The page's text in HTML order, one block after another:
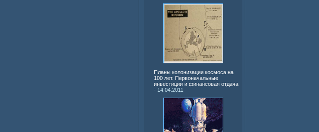
Планы колонизации космоса на
100 лет. Первоначальные
инвестиции и финансовая отдача
- 14.04.2011